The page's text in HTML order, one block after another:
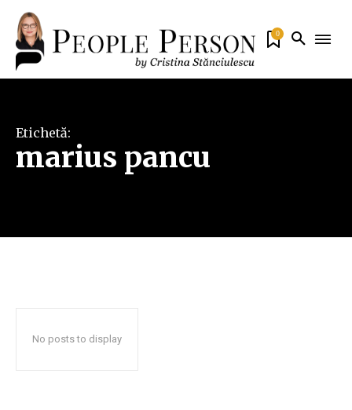
0
Etichetă:
marius pancu
No posts to display